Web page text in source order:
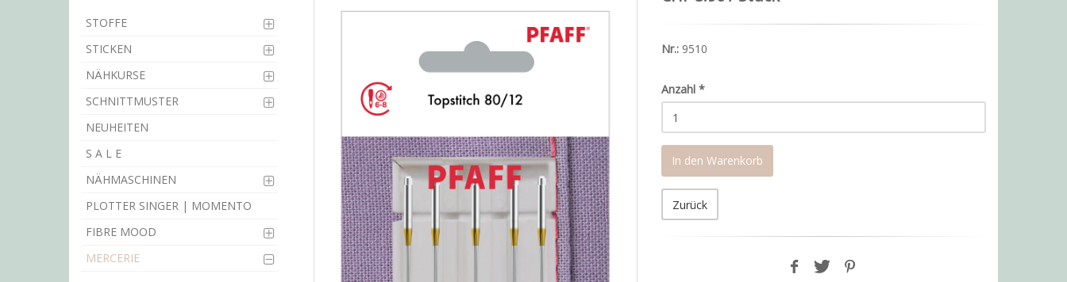
STOFFE
STICKEN
NÄHKURSE
SCHNITTMUSTER
NEUHEITEN
S A L E
NÄHMASCHINEN
PLOTTER SINGER | MOMENTO
FIBRE MOOD
MERCERIE
Nr.: 9510
Anzahl *
In den Warenkorb
Zurück